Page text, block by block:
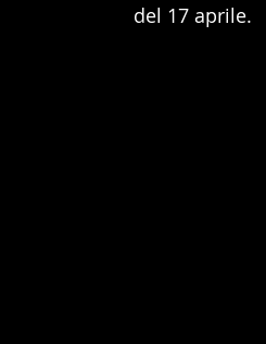
del 17 aprile.